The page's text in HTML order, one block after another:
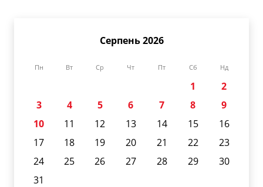
Серпень 2026
Пн Вт Ср Чт Пт Сб Нд
1
2
3
4 5 6 7 8
9
10
11 12 13 14 15
16
17
18 19 20 21 22
23
24
25 26 27 28 29
30
31